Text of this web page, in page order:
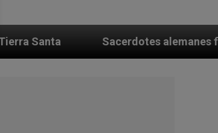
Sacerdotes alemanes fieles al Papa